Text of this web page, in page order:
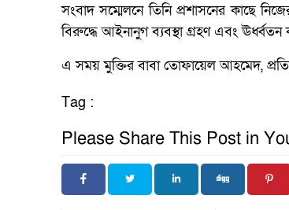
সংবাদ সম্মেলনে তিনি প্রশাসনের কাছে
বিরুদ্ধে আইনানুগ ব্যবস্থা গ্রহণ এবং ঊর্ধ্বতন
এ সময় মুক্তির বাবা তোফায়েল আহমেদ,
Tag :
Please Share This Post in